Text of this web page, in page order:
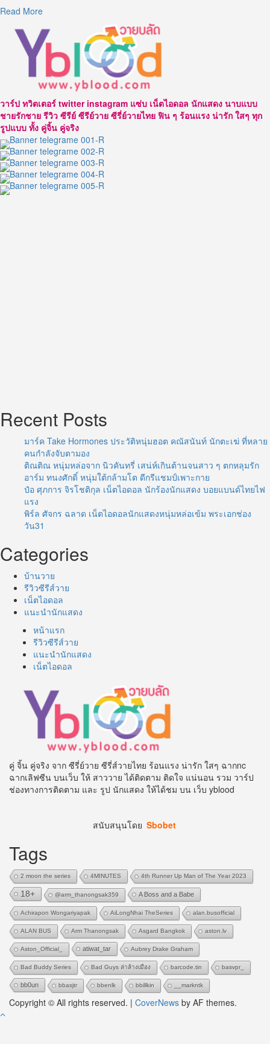
สุด
น่า
รัก
จาก
ช่อง
Cullen
Hateberry
Read MoreRead
about
เปิด
วาร์
Cullen
HateBerry
ยู
ทู
ป
เบอร์
ที่มา
แรง
ขวัญใจ
ชาว
วาร์ป ทวิตเตอร์ twitter instagram แซ่บ เน็ตไอดอล นักแสดง นาบแบบ
ชายรักชาย รีวิว ซีรีย์ ซีรีย์วาย ซีรี่ย์วายไทย ฟิน ๆ ร้อนแรง น่ารัก ใสๆ ทุก
รูปแบบ ทั้ง คู่จิ้น คู่จริง
Recent Posts
มาร์ค Take Hormones ประวัติหนุ่มฮอต คณัสนันท์ นักตะเฆ่ ที่หลาย
คนกำลังจับตามอง
ติณติณ หนุ่มหล่อจาก นิวคันทรี่ เสน่ห์เกินต้านจนสาว ๆ ตกหลุมรัก
อาร์ม ทนงศักดิ์ หนุ่มใต้กล้ามโต ดีกรีแชมป์เพาะกาย
ป๋อ ศุภการ จิรโชติกุล เน็ตไอดอล นักร้องนักแสดง บอยแบนด์ไทยไฟ
แรง
พิร์ล ศัจกร ฉลาด เน็ตไอดอลนักแสดงหนุ่มหล่อเข้ม พระเอกช่อง
วัน31
Categories
บ้านวาย
รีวิวซีรีส์วาย
เน็ตไอดอล
แนะนำนักแสดง
หน้าแรก
รีวิวซีรีส์วาย
แนะนำนักแสดง
เน็ตไอดอล
คู่ จิ้น คู่จริง จาก ซีรี่ย์วาย ซีรี่ส์วายไทย ร้อนแรง น่ารัก ใสๆ ฉากnc
ฉากเลิฟซีน บนเว็บ ให้ สาววาย ได้ติดตาม ติดใจ แน่นอน รวม วาร์ป
ช่องทางการติดตาม และ รูป นักแสดง ให้ได้ชม บน เว็บ yblood
สนับสนุนโดย Sbobet
Tags
2 moon the series 4MINUTES 4th Runner Up Man of The Year 2023
18+ @arm_thanongsak359 A Boss and a Babe
Achirapon Wongariyapak AiLongNhai TheSeries alan.busofficial
ALAN BUS Arm Thanongsak Asgard Bangkok aston.lv
Aston_Official_ atiwat_tar Aubrey Drake Graham
Bad Buddy Series Bad Guys ล่าล้างเมือง barcode.tin basvpr_
bb0un bbasjtr bbenlk bbillkin __markntk
Copyright © All rights reserved. | CoverNews by AF themes.